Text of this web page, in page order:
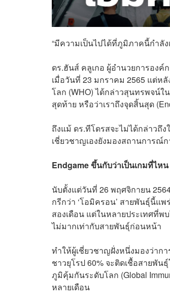
“มีความเป็นไปได้ที่ภูมิภาคนี้กำลั
ดร.ฮันส์ คลูเกอ ผู้อำนวยการอง
เมื่อวันที่ 23 มกราคม 2565 แต่ห
โลก (WHO) ได้กล่าวสุนทรพจน์
สุดท้าย หรือว่าเราถึงจุดสิ้นสุด
ถึงแม้ ดร.ทีโดรสจะไม่ได้กล่าวถึง
เชี่ยวชาญเองยังมองสถานการณ์
Endgame ขึ้นกับว่าเป็นเกมที่ไหน
นับตั้งแต่วันที่ 26 พฤศจิกายน
กรีกว่า ‘โอมิครอน’ สายพันธุ์นี้แ
สองเดือน แต่ในหลายประเทศที่
ไม่มากเท่ากับสายพันธุ์ก่อนหน้า
ทำให้ผู้เชี่ยวชาญฝั่งหนึ่งมองว่าก
ชาวยุโรป 60% จะติดเชื้อสายพั
ภูมิคุ้มกันระดับโลก (Global
หลายเดือน